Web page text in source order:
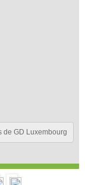
de GD Luxembourg